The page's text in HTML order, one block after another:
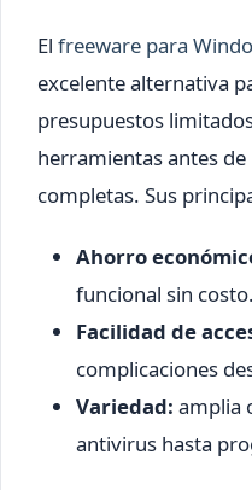
El freeware para
excelente alternativa
presupuestos
herramientas antes
completas. Sus
Ahorro
funcional sin costo.
Facilidad de
complicaciones
Variedad: amplia
antivirus hasta